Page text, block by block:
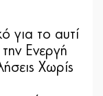
για το αυτί
την Ενεργή
Χωρίς